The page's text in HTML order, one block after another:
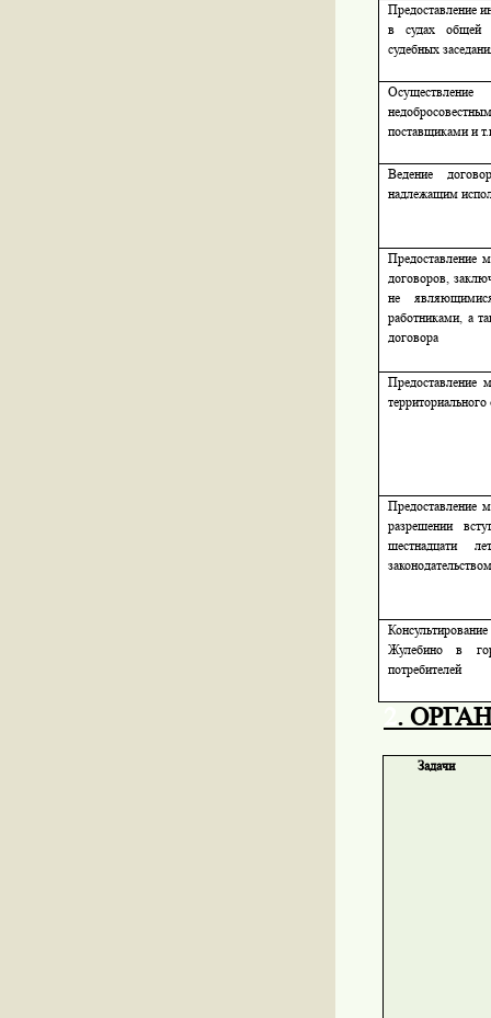
Предоставление
в судах общей
судебных
поставщиками и
Ведение
надлежащим
Предоставление
договоров,
не
работниками, а
договора
Предоставление
Предоставление
разрешении
шестнадцати
Жулебино в
потребителей
.
Задачи